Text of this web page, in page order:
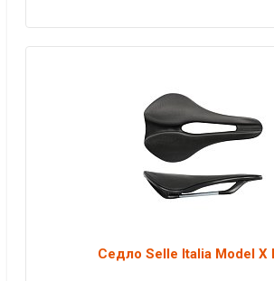
Седло Selle Italia Model X